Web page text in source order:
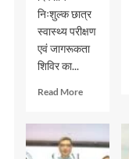
निःशुल्क छात्र
स्वास्थ्य परीक्षण
एवं जागरूकता
शिविर का...
Read MoreRead
स्कूल